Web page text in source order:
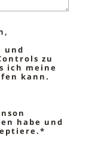
und
zu
ich meine
kann.
habe und